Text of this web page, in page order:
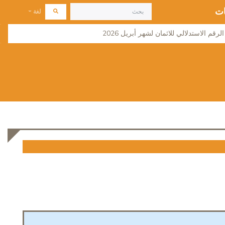
لغة
الاستدلالي للاثمان لشهر أبريل 2026